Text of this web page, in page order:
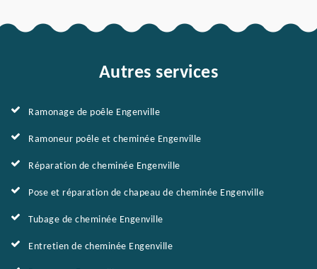
Autres services
Ramonage de poêle Engenville
Ramoneur poêle et cheminée Engenville
Réparation de cheminée Engenville
Pose et réparation de chapeau de cheminée Engenville
Tubage de cheminée Engenville
Entretien de cheminée Engenville